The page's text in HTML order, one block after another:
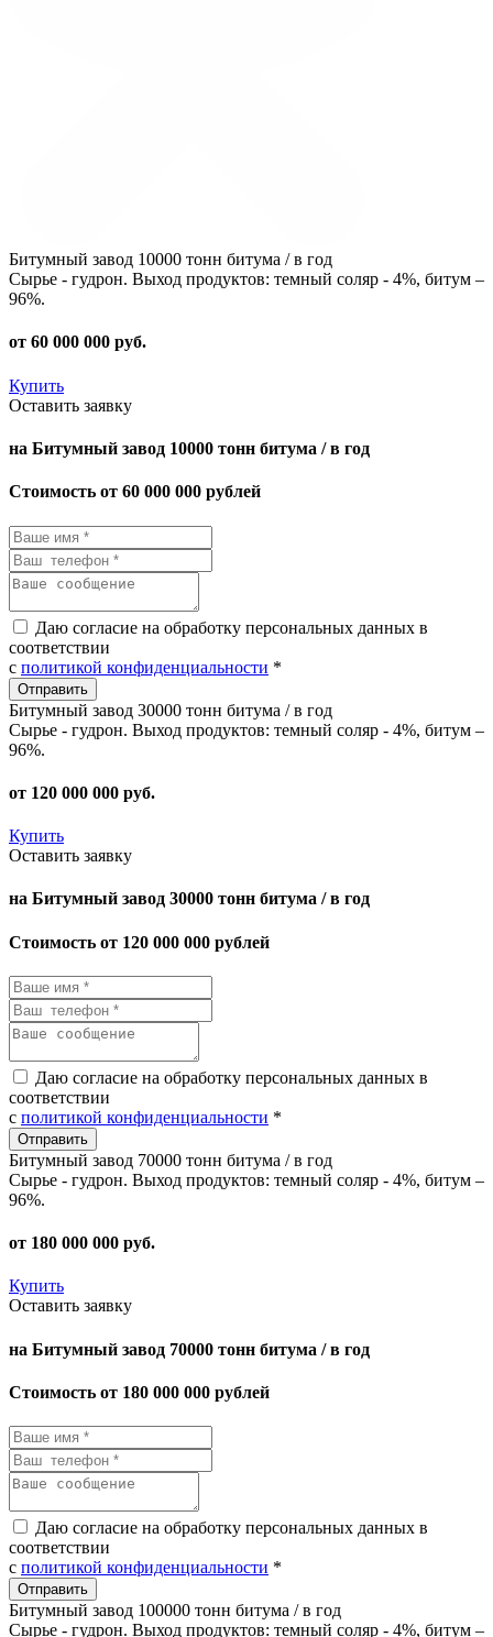
Битумный завод 10000 тонн битума / в год
Сырье - гудрон. Выход продуктов: темный соляр - 4%, битум –
96%.
от 60 000 000 руб.
Купить
Оставить заявку
на Битумный завод 10000 тонн битума / в год
Стоимость от 60 000 000 рублей
Даю согласие на обработку персональных данных в
соответствии
с политикой конфиденциальности *
Битумный завод 30000 тонн битума / в год
Сырье - гудрон. Выход продуктов: темный соляр - 4%, битум –
96%.
от 120 000 000 руб.
Купить
Оставить заявку
на Битумный завод 30000 тонн битума / в год
Стоимость от 120 000 000 рублей
Даю согласие на обработку персональных данных в
соответствии
с политикой конфиденциальности *
Битумный завод 70000 тонн битума / в год
Сырье - гудрон. Выход продуктов: темный соляр - 4%, битум –
96%.
от 180 000 000 руб.
Купить
Оставить заявку
на Битумный завод 70000 тонн битума / в год
Стоимость от 180 000 000 рублей
Даю согласие на обработку персональных данных в
соответствии
с политикой конфиденциальности *
Битумный завод 100000 тонн битума / в год
Сырье - гудрон. Выход продуктов: темный соляр - 4%, битум –